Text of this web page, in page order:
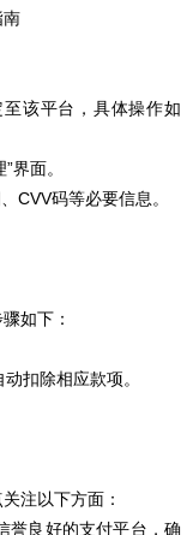
南
该平台，具体操作如
界面。
CVV码等必要信息。
如下：
扣除相应款项。
注以下方面：
誉良好的支付平台，确